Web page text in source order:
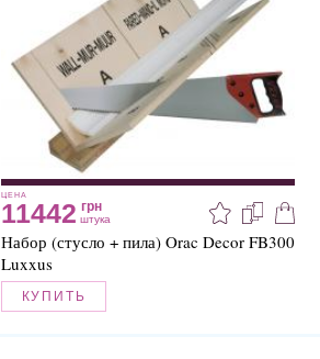
ЦЕНА
11442 грн
штука
Набор (стусло + пила) Orac Decor FB300
Luxxus
КУПИТЬ